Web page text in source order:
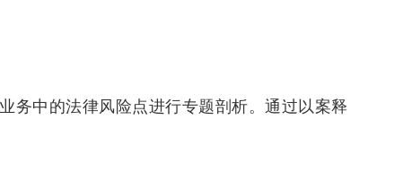
务中的法律风险点进行专题剖析。通过以案释